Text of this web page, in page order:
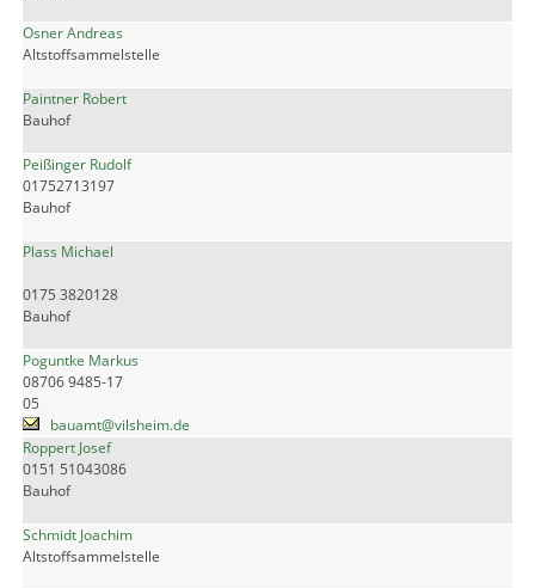
Osner Andreas
Altstoffsammelstelle
Paintner Robert
Bauhof
Peißinger Rudolf
01752713197
Bauhof
Plass Michael
0175 3820128
Bauhof
Poguntke Markus
08706 9485-17
05
bauamt@vilsheim.de
Roppert Josef
0151 51043086
Bauhof
Schmidt Joachim
Altstoffsammelstelle